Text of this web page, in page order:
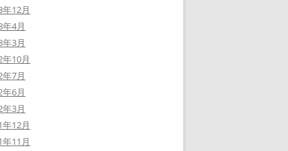
12月
4月
3月
10月
7月
6月
3月
12月
11月